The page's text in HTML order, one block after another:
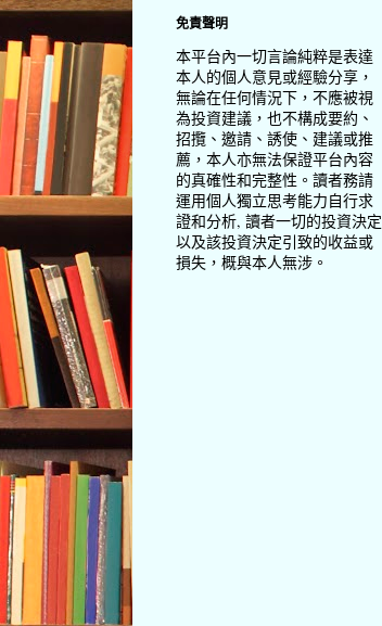
免責聲明
本平台內一切言論純粹是表達
本人的個人意見或經驗分享，
無論在任何情況下，不應被視
為投資建議，也不構成要約、
招攬、邀請、誘使、建議或推
薦，本人亦無法保證平台內容
的真確性和完整性。讀者務請
運用個人獨立思考能力自行求
證和分析, 讀者一切的投資決定
以及該投資決定引致的收益或
損失，概與本人無涉。